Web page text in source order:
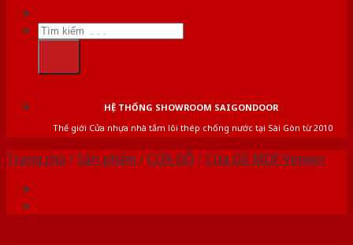
Tìm
kiếm:
HỆ THỐNG SHOWROOM SAIGONDOOR
Thế giới Cửa nhựa nhà tắm lõi thép chống nước tại Sài Gòn từ 2010
Trang chủ /Sản phẩm /CỬA GỖ /Cửa Gỗ MDF Veneer